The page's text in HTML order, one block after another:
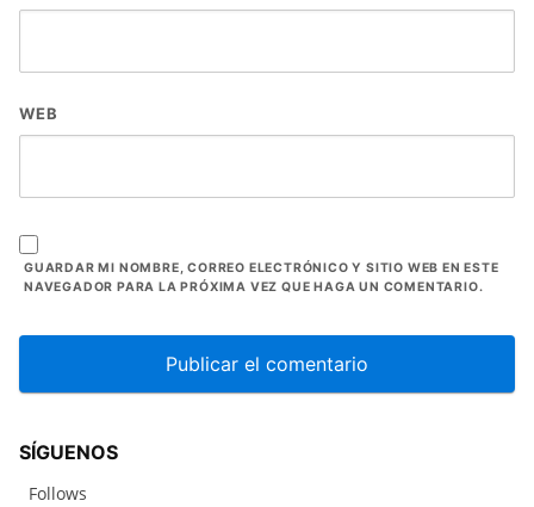
WEB
GUARDAR MI NOMBRE, CORREO ELECTRÓNICO Y SITIO WEB EN ESTE
NAVEGADOR PARA LA PRÓXIMA VEZ QUE HAGA UN COMENTARIO.
SÍGUENOS
Follows